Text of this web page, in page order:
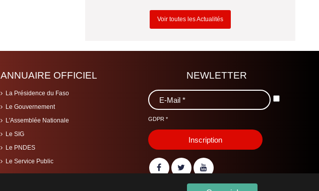
Voir toutes les Actualités
ANNUAIRE OFFICIEL
La Présidence du Faso
Le Gouvernement
L'Assemblée Nationale
Le SIG
Le PNDES
Le Service Public
NEWLETTER
GDPR *